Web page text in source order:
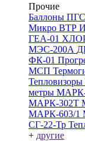
Прочие
Баллоны ПГС
Микро ВТР
ГЕА-01
МЭС-200А
ФК-01
МСП
Тепловизоры
метры
МАРК-302Т
МАРК-603/1
СГ-22-Тр
+ другие